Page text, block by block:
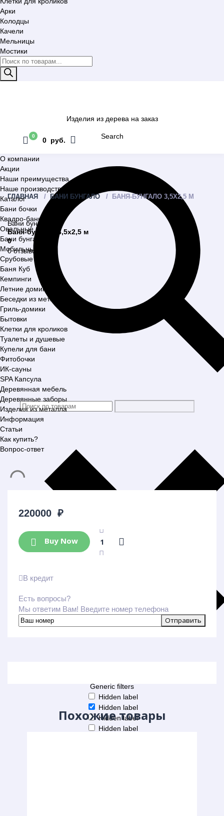
Арки
Колодцы
Качели
Мельницы
Мостики
Поиск
товаров
Изделия из дерева на заказ
Search
Generic filters
Hidden label
Hidden label
Hidden label
Hidden label
0
0 руб.
О компании
Акции
Наши преимущества
Наше производство
Каталог
Бани бочки
Квадро-бани
Овальные бани
Бани бунгало
Мобильные бани
Срубовые бани
Баня Куб
Кемпинги
Летние домики
Беседки из металла
Гриль-домики
Бытовки
Клетки для кроликов
Туалеты и душевые
Купели для бани
Фитобочки
ИК-сауны
SPA Капсула
Деревянная мебель
Деревянные заборы
Изделия из металла
Информация
Статьи
Как купить?
Вопрос-ответ
ГЛАВНАЯ БАНИ БУНГАЛО БАНЯ-БУНГАЛО 3,5Х2,5 М
Бани бунгало
Баня-бунгало 3,5х2,5 м
0
0 отзывов
220000 ₽
Buy Now
В кредит
Есть вопросы?
Мы ответим Вам! Введите номер телефона
Похожие товары